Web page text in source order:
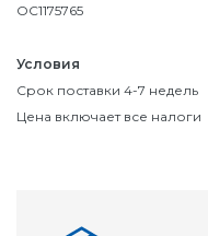
OC1175765
Условия
Срок поставки 4-7 недель
Цена включает все налоги